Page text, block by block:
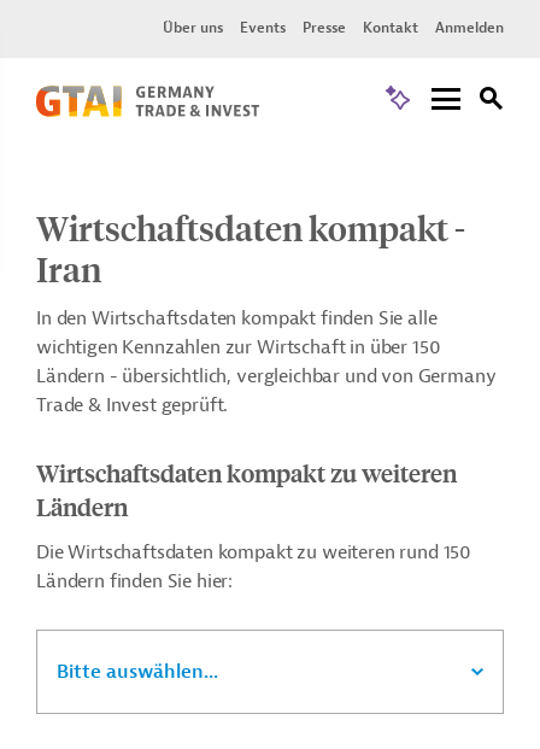
Über uns Events Presse Kontakt Anmelden
Wirtschaftsdaten kompakt -
Iran
In den Wirtschaftsdaten kompakt finden Sie alle
wichtigen Kennzahlen zur Wirtschaft in über 150
Ländern - übersichtlich, vergleichbar und von Germany
Trade & Invest geprüft.
Wirtschaftsdaten kompakt zu weiteren
Ländern
Die Wirtschaftsdaten kompakt zu weiteren rund 150
Ländern finden Sie hier:
Bitte auswählen...